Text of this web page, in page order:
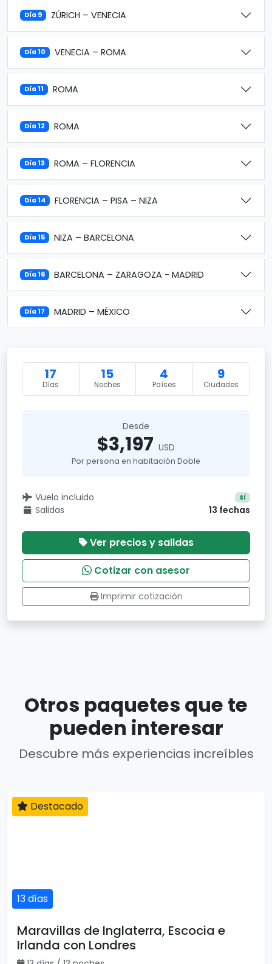
Día 9 ZÚRICH – VENECIA
Día 10 VENECIA – ROMA
Día 11 ROMA
Día 12 ROMA
Día 13 ROMA – FLORENCIA
Día 14 FLORENCIA – PISA – NIZA
Día 15 NIZA – BARCELONA
Día 16 BARCELONA – ZARAGOZA - MADRID
Día 17 MADRID – MÉXICO
17
Días
15
Noches
4
Países
9
Ciudades
Desde
$3,197 USD
Por persona en habitación Doble
Vuelo incluido Sí
Salidas 13 fechas
Ver precios y salidas
Cotizar con asesor
Imprimir cotización
Otros paquetes que te
pueden interesar
Descubre más experiencias increíbles
13 días
Destacado
Maravillas de Inglaterra, Escocia e
Irlanda con Londres